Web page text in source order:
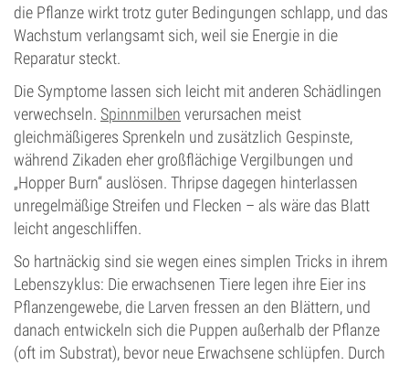
die Pflanze wirkt trotz guter Bedingungen schlapp, und das
Wachstum verlangsamt sich, weil sie Energie in die
Reparatur steckt.
Die Symptome lassen sich leicht mit anderen Schädlingen
verwechseln. Spinnmilben verursachen meist
gleichmäßigeres Sprenkeln und zusätzlich Gespinste,
während Zikaden eher großflächige Vergilbungen und
„Hopper Burn“ auslösen. Thripse dagegen hinterlassen
unregelmäßige Streifen und Flecken – als wäre das Blatt
leicht angeschliffen.
So hartnäckig sind sie wegen eines simplen Tricks in ihrem
Lebenszyklus: Die erwachsenen Tiere legen ihre Eier ins
Pflanzengewebe, die Larven fressen an den Blättern, und
danach entwickeln sich die Puppen außerhalb der Pflanze
(oft im Substrat), bevor neue Erwachsene schlüpfen. Durch